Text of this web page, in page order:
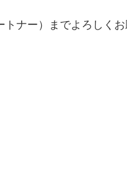
ナー）までよろしくお